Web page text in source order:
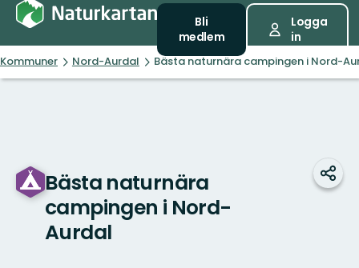
Bli
medlem
Logga
in
Kommuner Nord-Aurdal Bästa naturnära campingen i Nord-
Bästa naturnära
campingen i Nord-
Aurdal
Dela